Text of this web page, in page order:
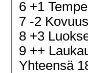
6 +1
7 -2
8 +3
9 ++
Yhteensä